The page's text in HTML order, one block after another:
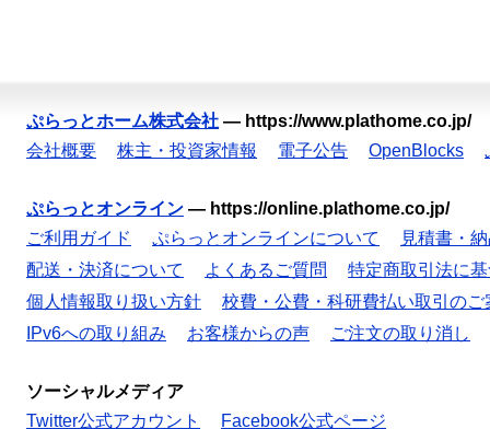
ぷらっとホーム株式会社 — https://www.plathome.co.jp/
会社概要
株主・投資家情報 電子公告 OpenBlocks
ぷらっとオンライン — https://online.plathome.co.jp/
ご利用ガイド
ぷらっとオンラインについて
見積書・
配送・決済について
よくあるご質問
特定商取引法に
個人情報取り扱い方針
校費・公費・科研費払い取引のご
IPv6への取り組み
お客様からの声 ご注文の取り消し
ソーシャルメディア
Twitter公式アカウント
Facebook公式ページ